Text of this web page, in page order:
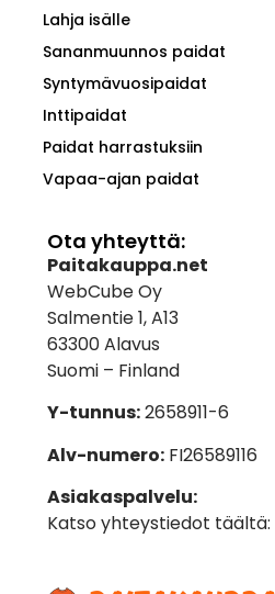
Lahja isälle
Sananmuunnos paidat
Syntymävuosipaidat
Inttipaidat
Paidat harrastuksiin
Vapaa-ajan paidat
Ota yhteyttä:
Paitakauppa.net
WebCube Oy
Salmentie 1, A13
63300 Alavus
Suomi – Finland
Y-tunnus:2658911-6
Alv-numero:FI26589116
Asiakaspalvelu:
Katso yhteystiedot täältä: